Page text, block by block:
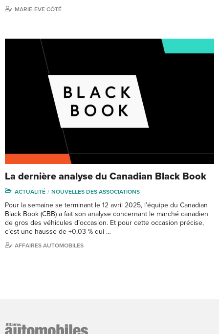
MARIE-EVE CÔTÉ
La dernière analyse du Canadian Black Book
ACTUALITÉ NOUVELLES DES ASSOCIATIONS
Pour la semaine se terminant le 12 avril 2025, l’équipe du Canadian
Black Book (CBB) a fait son analyse concernant le marché canadien
de gros des véhicules d’occasion. Et pour cette occasion précise,
c’est une hausse de +0,03 % qui …
AFFAIRES AUTOMOBILES